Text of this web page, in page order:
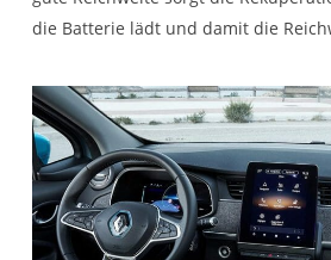
die Batterie lädt und damit die